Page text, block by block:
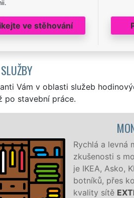
ve stěhování
Vám v oblasti služeb
po stavební práce.
a
už